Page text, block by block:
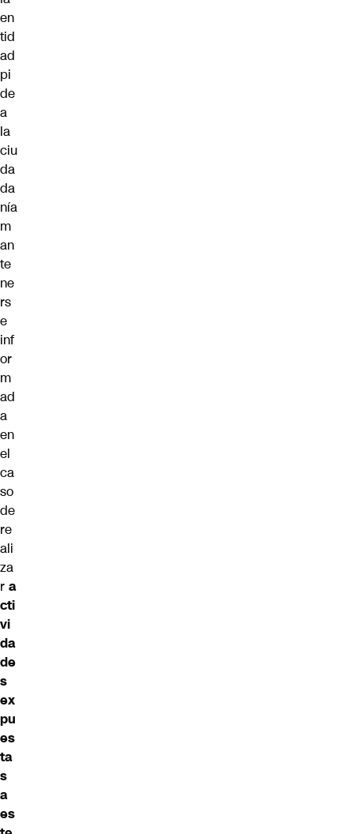
en
tid
ad
pi
de
a
la
ciu
da
da
nía
m
an
te
ne
rs
e
inf
or
m
ad
a
en
el
ca
so
de
re
ali
za
r a
cti
vi
da
de
s
ex
pu
es
ta
s
a
es